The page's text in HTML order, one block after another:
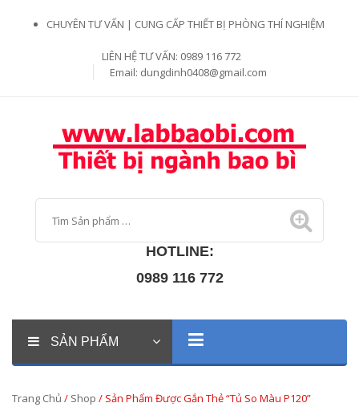
CHUYÊN TƯ VẤN | CUNG CẤP THIẾT BỊ PHÒNG THÍ NGHIỆM
LIÊN HỆ TƯ VẤN: 0989 116 772
Email: dungdinh0408@gmail.com
HOTLINE:
0989 116 772
SẢN PHẨM
Trang Chủ / Shop / Sản Phẩm Được Gắn Thẻ “tủ So Màu P120”